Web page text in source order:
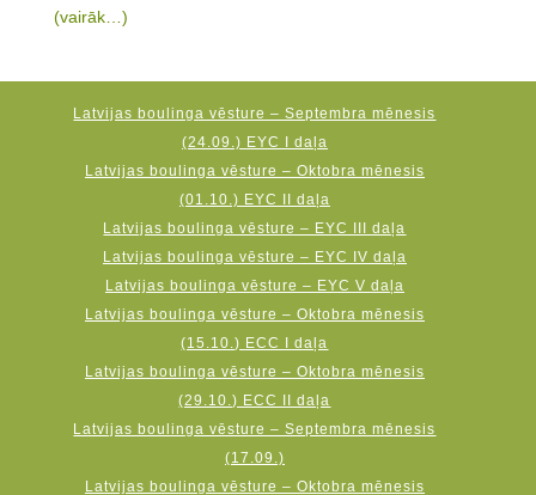
(vairāk…)
Latvijas boulinga vēsture – Septembra mēnesis
(24.09.) EYC I daļa
Latvijas boulinga vēsture – Oktobra mēnesis
(01.10.) EYC II daļa
Latvijas boulinga vēsture – EYC III daļa
Latvijas boulinga vēsture – EYC IV daļa
Latvijas boulinga vēsture – EYC V daļa
Latvijas boulinga vēsture – Oktobra mēnesis
(15.10.) ECC I daļa
Latvijas boulinga vēsture – Oktobra mēnesis
(29.10.) ECC II daļa
Latvijas boulinga vēsture – Septembra mēnesis
(17.09.)
Latvijas boulinga vēsture – Oktobra mēnesis